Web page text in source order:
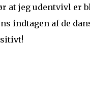
at jeg udentvivl er
indtagen af de